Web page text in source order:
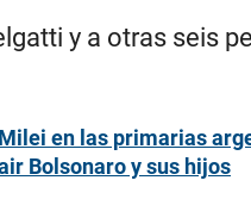
y a otras seis
en las primarias
Bolsonaro y sus hijos